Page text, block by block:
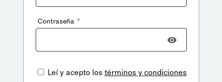
Contraseña *
Leí y acepto los términos y condiciones